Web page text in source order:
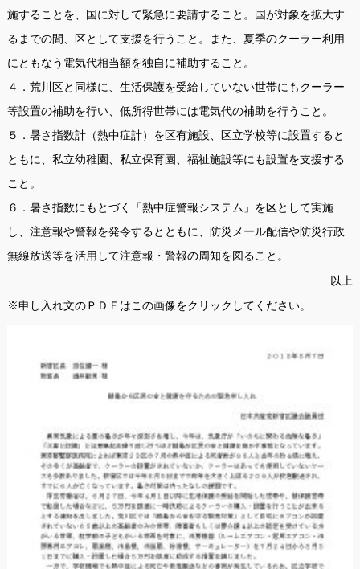
施することを、国に対して緊急に要請すること。国が対象を拡大す
るまでの間、区として支援を行うこと。また、夏季のクーラー利用
にともなう電気代相当額を独自に補助すること。
４．荒川区と同様に、生活保護を受給していない世帯にもクーラー
等設置の補助を行い、低所得世帯には電気代の補助を行うこと。
５．暑さ指数計（熱中症計）を区有施設、区立学校等に設置すると
ともに、私立幼稚園、私立保育園、福祉施設等にも設置を支援する
こと。
６．暑さ指数にもとづく「熱中症警報システム」を区として実施
し、注意報や警報を発令するとともに、防災メール配信や防災行政
無線放送等を活用して注意報・警報の周知を図ること。
以上
※申し入れ文のＰＤＦはこの画像をクリックしてください。